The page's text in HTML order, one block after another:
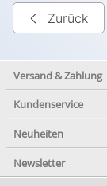
Zurück
Versand & Zahlung
Kundenservice
Neuheiten
Newsletter